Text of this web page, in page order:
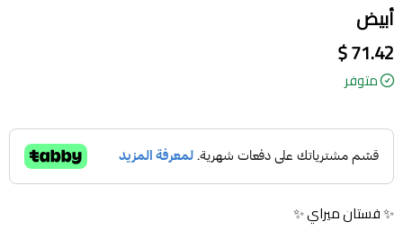
أبيض
71.42 $
متوفر
✨ فستان ميراي ✨